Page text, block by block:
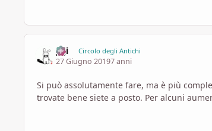
Ji ji Circolo degli Antichi
27 Giugno 20197 anni
Si può assolutamente fare, ma è più
trovate bene siete a posto. Per alcuni